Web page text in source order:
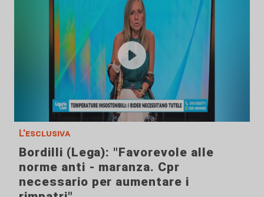
L'esclusiva
Bordilli (Lega): "Favorevole alle
norme anti - maranza. Cpr
necessario per aumentare i